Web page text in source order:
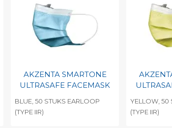
AKZENTA SMARTONE
ULTRASAFE FACEMASK
BLUE, 50 STUKS EARLOOP
(TYPE IIR)
YELLOW, 50
(TYPE IIR)